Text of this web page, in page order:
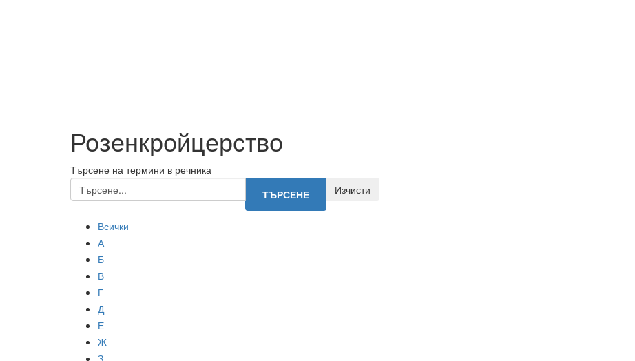
Розенкройцерство
Търсене на термини в речника
Всички
А
Б
В
Г
Д
Е
Ж
З